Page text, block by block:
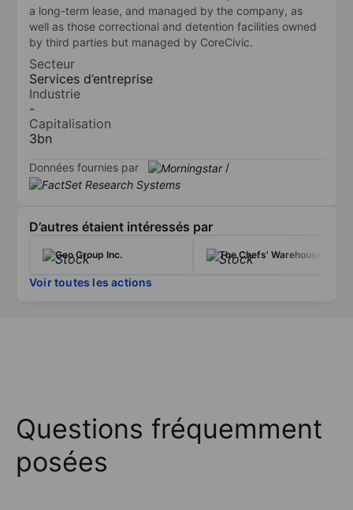
a long-term lease, and managed by the company, as
well as those correctional and detention facilities owned
by third parties but managed by CoreCivic.
Secteur
Services d’entreprise
Industrie
-
Capitalisation
3bn
Données fournies par /
D’autres étaient intéressés par
Geo Group Inc. The Chefs' Warehouse Inc.
Voir toutes les actions
Questions fréquemment
posées